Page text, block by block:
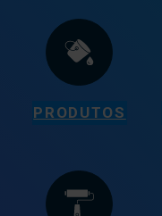
PRODUTOS